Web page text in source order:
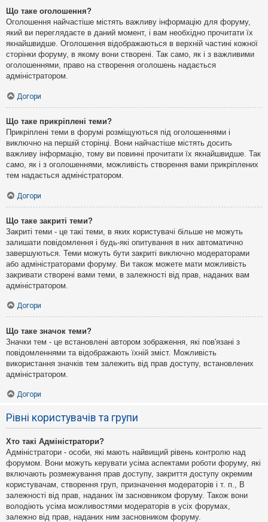
Що таке оголошення?
Оголошення найчастіше містять важливу інформацію для форуму,
який ви переглядаєте в даний момент, і вам необхідно прочитати їх
якнайшвидше. Оголошення відображаються в верхній частині кожної
сторінки форуму, в якому вони створені. Так само, як і з важливими
оголошеннями, право на створення оголошень надається
адміністратором.
Догори
Що таке прикріплені теми?
Прикріплені теми в форумі розміщуються під оголошеннями і
виключно на першій сторінці. Вони найчастіше містять досить
важливу інформацію, тому ви повинні прочитати їх якнайшвидше. Так
само, як і з оголошеннями, можливість створення вами прикріплених
тем надається адміністратором.
Догори
Що таке закриті теми?
Закриті теми - це такі теми, в яких користувачі більше не можуть
залишати повідомлення і будь-які опитування в них автоматично
завершуються. Теми можуть бути закриті виключно модераторами
або адміністраторами форуму. Ви також можете мати можливість
закривати створені вами теми, в залежності від прав, наданих вам
адміністратором.
Догори
Що таке значок теми?
Значки тем - це встановлені автором зображення, які пов'язані з
повідомленнями та відображають їхній зміст. Можливість
використання значків тем залежить від прав доступу, встановлених
адміністратором.
Догори
Рівні користувачів та групи
Хто такі Адміністратори?
Адміністратори - особи, які мають найвищий рівень контролю над
форумом. Вони можуть керувати усіма аспектами роботи форуму, які
включають розмежування прав доступу, закриття доступу окремим
користувачам, створення груп, призначення модераторів і т. п., В
залежності від прав, наданих їм засновником форуму. Також вони
володіють усіма можливостями модераторів в усіх форумах,
залежно від прав, наданих ним засновником форуму.